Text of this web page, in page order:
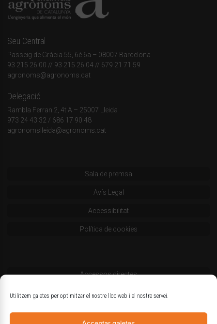
Utilitzem galetes per optimitzar el nostre lloc web i el nostre servei.
Seu Central
Passeig de Gràcia 55, 6è 6a – 08007 Barcelona
93 215 26 00 // 93 215 26 04 // 679 21 71 59
agronoms@agronoms.cat
Delegació
Rambla Ferran 2, 4t A – 25007 Lleida
973 24 43 32 / 686 17 90 48
agronomslleida@agronoms.cat
Sala de premsa
Avís Legal
Accessibilitat
Política de cookies
Accessos directes
Codi deontològic
Estatuts